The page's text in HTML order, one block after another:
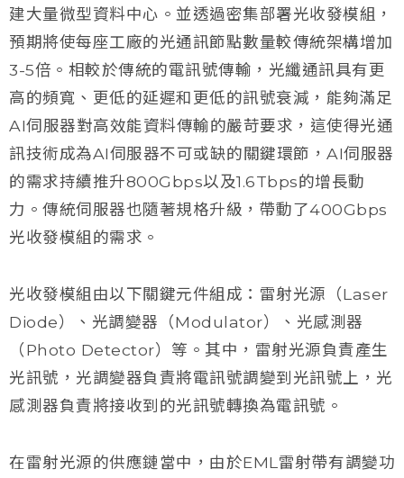
建大量微型資料中心。並透過密集部署光收發模組，
預期將使每座工廠的光通訊節點數量較傳統架構增加
3-5倍。相較於傳統的電訊號傳輸，光纖通訊具有更
高的頻寬、更低的延遲和更低的訊號衰減，能夠滿足
AI伺服器對高效能資料傳輸的嚴苛要求，這使得光通
訊技術成為AI伺服器不可或缺的關鍵環節，AI伺服器
的需求持續推升800Gbps以及1.6Tbps的增長動
力。傳統伺服器也隨著規格升級，帶動了400Gbps
光收發模組的需求。
光收發模組由以下關鍵元件組成：雷射光源（Laser
Diode）、光調變器（Modulator）、光感測器
（Photo Detector）等。其中，雷射光源負責產生
光訊號，光調變器負責將電訊號調變到光訊號上，光
感測器負責將接收到的光訊號轉換為電訊號。
在雷射光源的供應鏈當中，由於EML雷射帶有調變功